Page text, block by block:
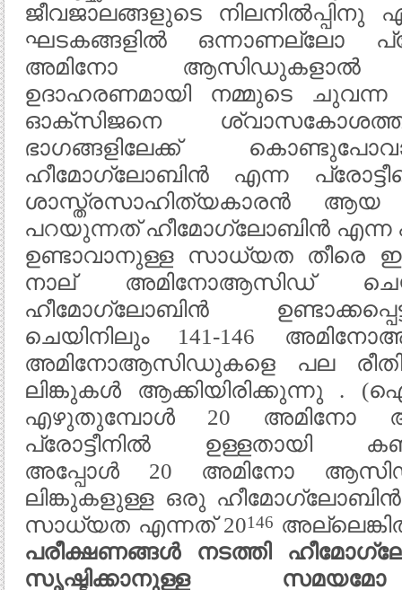
ജീവജാലങ്ങളുടെ
ഘടകങ്ങളിൽ ഒന്നാണല്ലോ
അമിനോ ആസിഡുകളാൽ
ഉദാഹരണമായി നമ്മുടെ
ഓക്സിജനെ
ഭാഗങ്ങളിലേക്ക്
ഹീമോഗ്ലോബിൻ എന്ന
ശാസ്ത്രസാഹിത്യകാരൻ
പറയുന്നത് ഹീമോഗ്ലോബിൻ എന്ന
ഉണ്ടാവാനുള്ള സാധ്യത തീരെ
നാല് അമിനോആസിഡ്
ഹീമോഗ്ലോബിൻ
ചെയിനിലും 141-146
അമിനോആസിഡുകളെ പല
ലിങ്കുകൾ ആക്കിയിരിക്കുന്നു
എഴുതുമ്പോൾ 20 അമിനോ
പ്രോട്ടീനിൽ ഉള്ളതായി
അപ്പോൾ 20 അമിനോ
ലിങ്കുകളുള്ള ഒരു
സാധ്യത എന്നത് 20146
പരീക്ഷണങ്ങൾ നടത്തി
സൃഷ്ടിക്കാനുള്ള സമയമോ